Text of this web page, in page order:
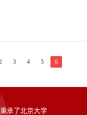
3 4 5 6
承了北京大学